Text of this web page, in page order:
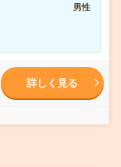
男性
詳しく見る